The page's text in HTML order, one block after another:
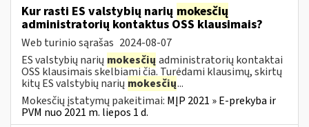
Kur rasti ES valstybių narių mokesčių
administratorių kontaktus OSS klausimais?
Web turinio sąrašas 2024-08-07
ES valstybių narių mokesčių administratorių kontaktai
OSS klausimais skelbiami čia. Turėdami klausimų, skirtų
kitų ES valstybių narių mokesčių...
Mokesčių įstatymų pakeitimai: MĮP 2021 » E-prekyba ir
PVM nuo 2021 m. liepos 1 d.